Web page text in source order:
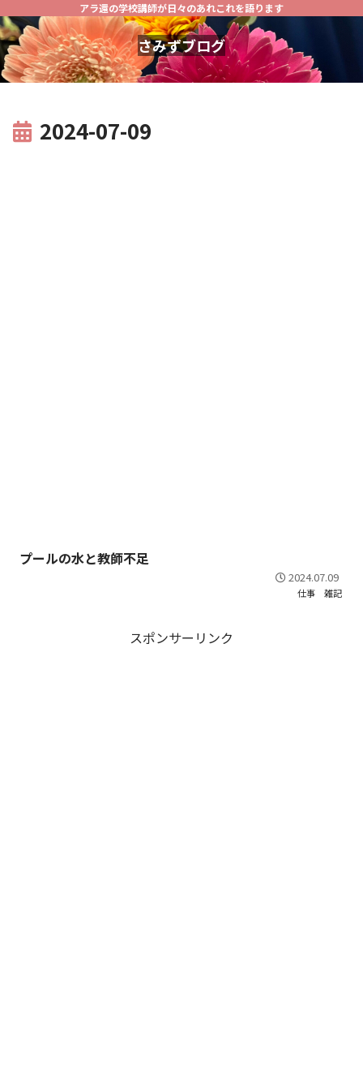
アラ還の学校講師が日々のあれこれを語ります
さみずブログ
2024-07-09
プールの水と教師不足
2024.07.09
仕事 雑記
スポンサーリンク